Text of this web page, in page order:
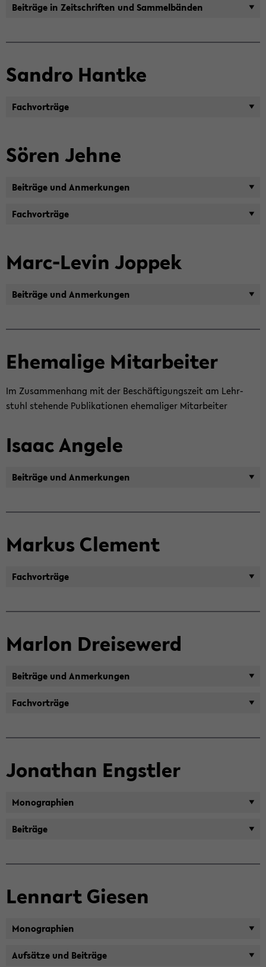
Bei­trä­ge in Zeit­schrif­ten und Sam­mel­bän­den
San­dro Hant­ke
Fach­vor­trä­ge
Sören Jehne
Bei­trä­ge und An­mer­kun­gen
Fach­vor­trä­ge
Marc-​Levin Jop­pek
Bei­trä­ge und An­mer­kun­gen
Ehe­ma­li­ge Mit­ar­bei­ter
Im Zu­sam­men­hang mit der Be­schäf­ti­gungs­zeit am Lehr­
stuhl ste­hen­de Pu­bli­ka­tio­nen ehe­ma­li­ger Mit­ar­bei­ter
Isaac An­ge­le
Bei­trä­ge und An­mer­kun­gen
Mar­kus Cle­ment
Fach­vor­trä­ge
Mar­lon Drei­se­werd
Bei­trä­ge und An­mer­kun­gen
Fach­vor­trä­ge
Jo­na­than Engst­ler
Mo­no­gra­phien
Bei­trä­ge
Lenn­art Gie­sen
Mo­no­gra­phien
Auf­sät­ze und Bei­trä­ge